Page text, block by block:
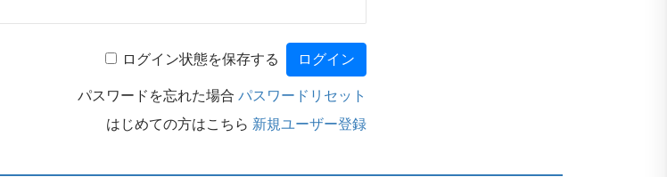
ログイン状態を保存する
パスワードを忘れた場合 パスワードリセット
はじめての方はこちら 新規ユーザー登録